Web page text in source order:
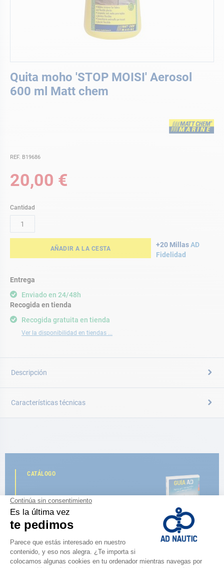
Quita moho 'STOP MOISI' Aerosol
600 ml Matt chem
REF. B19686
20,00 €
Cantidad
AÑADIR A LA CESTA +20 MillasAD
Fidelidad
Entrega
Enviado en 24/48h
Recogida gratuita en tienda
Ver la disponibilidad en tiendas ...
Recogida en tienda
al
comienzo
de
Descripción
Características técnicas
CATÁLOGO
Descubre
la nueva guía AD 2026
NAVEGAR POR EL CATÁLOGO